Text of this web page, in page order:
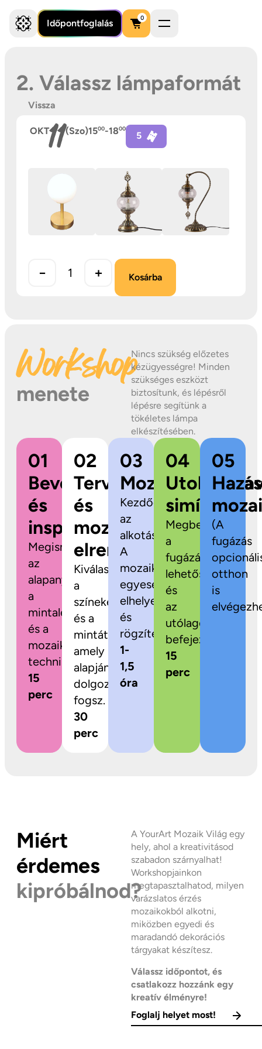
Időpontfoglalás
0
2. Válassz lámpaformát
Vissza
OKT11(Szo)1500-1800
5
− + Kosárba
Workshop
menete
Nincs szükség előzetes
kézügyességre! Minden
szükséges eszközt
biztosítunk, és lépésről
lépésre segítünk a
tökéletes lámpa
elkészítésében.
01
Bevezetés
és
inspiráció
Megismerkedsz
az
alapanyagokkal,
a
mintalehetőségekkel
és a
mozaikozás
technikájával.
15
perc
02
Tervezés
és
mozaikok
elrendezése
Kiválaszthatod
a
színeket
és a
mintát,
amely
alapján
dolgozni
fogsz.
30
perc
03
Mozaikragasztás
Kezdődhet
az
alkotás!
A
mozaikdarabokat
egyesével
elhelyezed
és
rögzíted.
1-
1,5
óra
04
Utolsó
simítások
Megbeszéljük
a
fugázási
lehetőségeket
és
az
utólagos
befejezést.
15
perc
05
(A
fugázás
otthon
is
Miért
érdemes
kipróbálnod?
A YourArt Mozaik Világ egy
hely, ahol a kreativitásod
szabadon szárnyalhat!
Workshopjainkon
megtapasztalhatod, milyen
varázslatos érzés
mozaikokból alkotni,
miközben egyedi és
maradandó dekorációs
tárgyakat készítesz.
Válassz időpontot, és
csatlakozz hozzánk egy
kreatív élményre!
Foglalj helyet most!